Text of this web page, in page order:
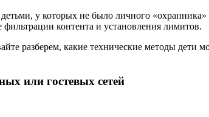
у которых не было личного
контента и установления лимитов.
разберем, какие технические методы
или гостевых сетей